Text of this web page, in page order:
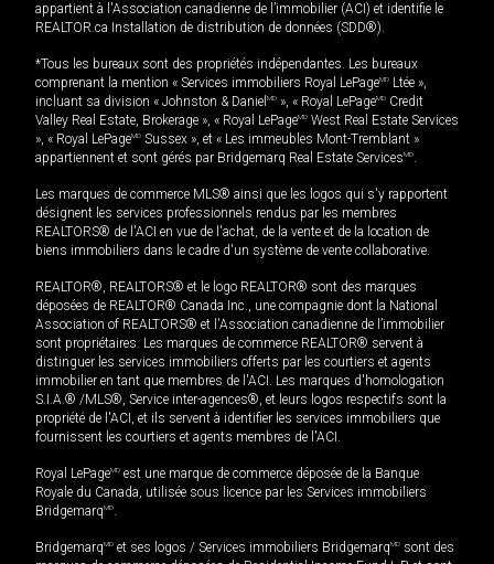
appartient à l'Association canadienne de l’immobilier (ACI) et identifie le
REALTOR.ca Installation de distribution de données (SDD®).
*Tous les bureaux sont des propriétés indépendantes. Les bureaux
comprenant la mention « Services immobiliers Royal LePageMD Ltée »,
incluant sa division « Johnston & Daniel MD », « Royal LePageMD Credit
Valley Real Estate, Brokerage », « Royal LePageMD West Real Estate Services
», « Royal LePageMD Sussex », et « Les immeubles Mont-Tremblant »
appartiennent et sont gérés par Bridgemarq Real Estate ServicesMD.
Les marques de commerce MLS® ainsi que les logos qui s'y rapportent
désignent les services professionnels rendus par les membres
REALTORS® de l'ACI en vue de l'achat, de la vente et de la location de
biens immobiliers dans le cadre d'un système de vente collaborative.
REALTOR®, REALTORS® et le logo REALTOR® sont des marques
déposées de REALTOR® Canada Inc., une compagnie dont la National
Association of REALTORS® et l'Association canadienne de l’immobilier
sont propriétaires. Les marques de commerce REALTOR® servent à
distinguer les services immobiliers offerts par les courtiers et agents
immobilier en tant que membres de l'ACI. Les marques d'homologation
S.I.A.® /MLS®, Service inter-agences®, et leurs logos respectifs sont la
propriété de l'ACI, et ils servent à identifier les services immobiliers que
fournissent les courtiers et agents membres de l'ACI.
Royal LePageMD est une marque de commerce déposée de la Banque
Royale du Canada, utilisée sous licence par les Services immobiliers
BridgemarqMD.
BridgemarqMD et ses logos / Services immobiliers BridgemarqMD sont des